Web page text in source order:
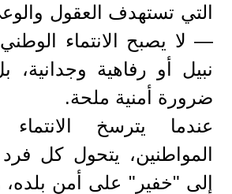
التي تستهدف العقول
— لا يصبح الانتماء
نبيل أو رفاهية وجدانية،
ضرورة أمنية ملحة.
​عندما يترسخ
المواطنين، يتحول كل
إلى "خفير" على أمن بلده،